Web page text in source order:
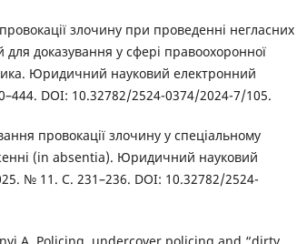
злочину при проведенні негласних
для доказування у сфері правоохоронної
Юридичний науковий електронний
DOI: 10.32782/2524-0374/2024-7/105.
провокації злочину у спеціальному
(in absentia). Юридичний науковий
№ 11. С. 231–236. DOI: 10.32782/2524-